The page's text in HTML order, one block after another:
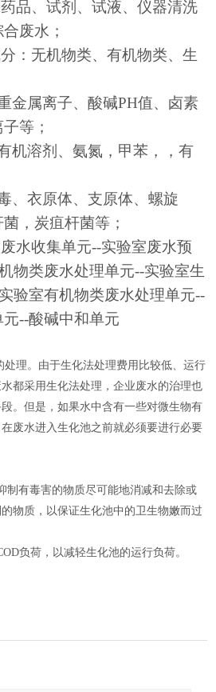
品、试剂、试液、仪器清洗
废水；
：无机物类、有机物类、生
金属离子、酸碱PH值、卤素
等；
机溶剂、氨氮，甲苯，，有
、衣原体、支原体、螺旋
，炭疽杆菌等；
水收集单元--实验室废水预
物类废水处理单元--实验室生
验室有机物类废水处理单元--
--酸碱中和单元
理。由于生化法处理费用比较低、运行
都采用生化法处理，企业废水的治理也
。但是，如果水中含有一些对微生物有
废水进入生化池之前就必须要进行必要
制有毒害的物质尽可能地消减和去除或
物质，以保证生化池中的卫生物嫩而过
负荷，以减轻生化池的运行负荷。